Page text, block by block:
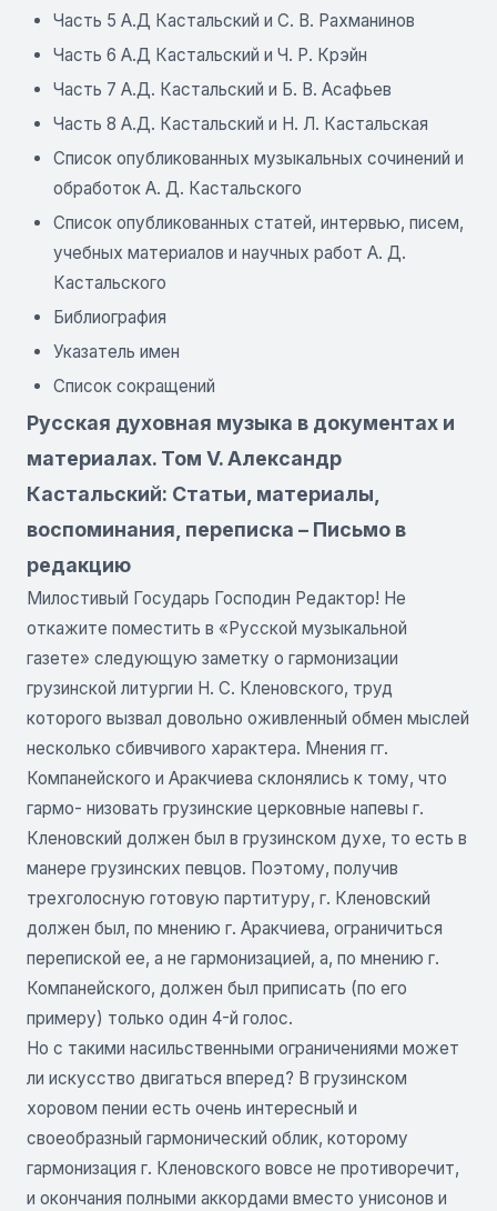
Часть 5 А.Д Кастальский и С. В. Рахманинов
Часть 6 А.Д Кастальский и Ч. Р. Крэйн
Часть 7 А.Д. Кастальский и Б. В. Асафьев
Часть 8 А.Д. Кастальский и Н. Л. Кастальская
Список опубликованных музыкальных сочинений и
обработок А. Д. Кастальского
Список опубликованных статей, интервью, писем,
учебных материалов и научных работ А. Д.
Кастальского
Библиография
Указатель имен
Список сокращений
Русская духовная музыка в документах и
материалах. Том V. Александр
Кастальский: Статьи, материалы,
воспоминания, переписка – Письмо в
редакцию
Милостивый Государь Господин Редактор! Не
откажите поместить в «Русской музыкальной
газете» следующую заметку о гармонизации
грузинской литургии Н. С. Кленовского, труд
которого вызвал довольно оживленный обмен мыслей
несколько сбивчивого характера. Мнения гг.
Компанейского и Аракчиева склонялись к тому, что
гармо- низовать грузинские церковные напевы г.
Кленовский должен был в грузинском духе, то есть в
манере грузинских певцов. Поэтому, получив
трехголосную готовую партитуру, г. Кленовский
должен был, по мнению г. Аракчиева, ограничиться
перепиской ее, а не гармонизацией, а, по мнению г.
Компанейского, должен был приписать (по его
примеру) только один 4-й голос.
Но с такими насильственными ограничениями может
ли искусство двигаться вперед? В грузинском
хоровом пении есть очень интересный и
своеобразный гармонический облик, которому
гармонизация г. Кленовского вовсе не противоречит,
и окончания полными аккордами вместо унисонов и